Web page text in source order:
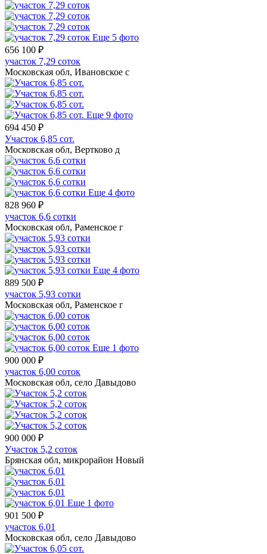
Еще 5 фото
656 100 ₽
участок 7,29 соток
Московская обл, Ивановское с
Еще 9 фото
694 450 ₽
Участок 6,85 сот.
Московская обл, Вертково д
Еще 4 фото
828 960 ₽
участок 6,6 сотки
Московская обл, Раменское г
Еще 4 фото
889 500 ₽
участок 5,93 сотки
Московская обл, Раменское г
Еще 1 фото
900 000 ₽
участок 6,00 соток
Московская обл, село Давыдово
900 000 ₽
Участок 5,2 соток
Брянская обл, микрорайон Новый
Еще 1 фото
901 500 ₽
участок 6,01
Московская обл, село Давыдово